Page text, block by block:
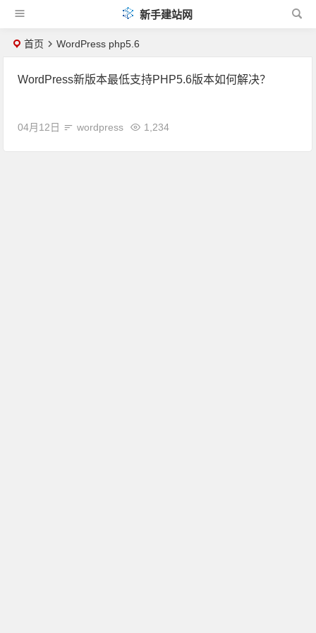
新手建站网
首页 WordPress php5.6
WordPress新版本最低支持PHP5.6版本如何解决？
04月12日 wordpress 1,234